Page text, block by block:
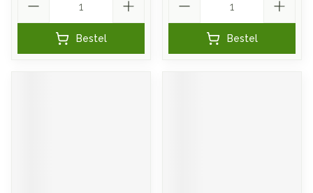
Bestel Bestel